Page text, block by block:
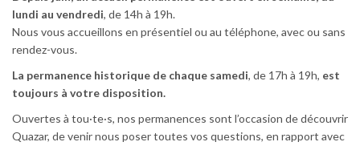
lundi au vendredi, de 14h à 19h.
Nous vous accueillons en présentiel ou au téléphone, avec ou sans
rendez-vous.
La permanence historique de chaque samedi, de 17h à 19h, est
toujours à votre disposition.
Ouvertes à tou·te·s, nos permanences sont l’occasion de découvrir
Quazar, de venir nous poser toutes vos questions, en rapport avec